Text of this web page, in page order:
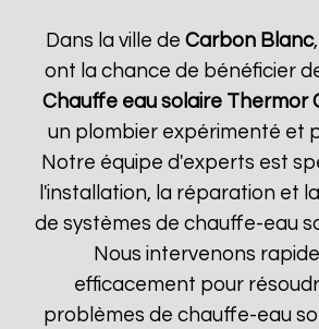
Dans la ville de Carbon Blanc
ont la chance de bénéficier
Chauffe eau solaire Thermor
un plombier expérimenté et
Notre équipe d'experts est
l'installation, la réparation et
de systèmes de chauffe-eau
Nous intervenons
efficacement pour
problèmes de chauffe-eau